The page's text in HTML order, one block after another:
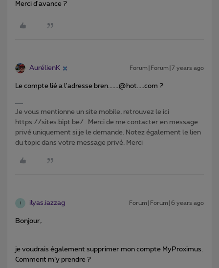
Merci d'avance ?
AurélienK Forum|Forum|7 years ago
Le compte lié a l'adresse bren.......@hot.....com ?
Je vous mentionne un site mobile, retrouvez le ici
https://sites.bipt.be/ . Merci de me contacter en message
privé uniquement si je le demande. Notez également le lien
du topic dans votre message privé. Merci
ilyas.iazzag Forum|Forum|6 years ago
Bonjour,
je voudrais également supprimer mon compte MyProximus.
Comment m’y prendre ?